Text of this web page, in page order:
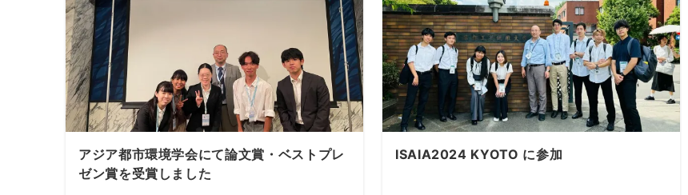
アジア都市環境学会にて論文賞・ベストプレ
ゼン賞を受賞しました
ISAIA2024 KYOTO に参加